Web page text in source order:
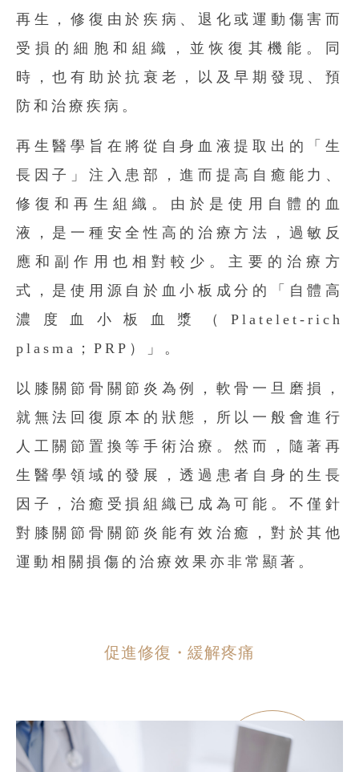
再生，修復由於疾病、退化或運動傷害而
受損的細胞和組織，並恢復其機能。同
時，也有助於抗衰老，以及早期發現、預
防和治療疾病。
再生醫學旨在將從自身血液提取出的「 生
長因子 」注入患部，進而 提高自癒能力 、
修復和再生組織 。 由於是使用自體的血
液，是一種安全性高的治療方法，過敏反
應和副作用也相對較少。主要的治療方
式，是使用源自於血小板成分的「自體高
濃度血小板血漿（Platelet-rich
plasma；PRP）」。
以 膝關節骨關節炎 為例，軟骨一旦磨損，
就無法回復原本的狀態，所以一般會進行
人工關節置換等手術治療。然而，隨著再
生醫學領域的發展，透過患者自身的生長
因子，治癒受損組織已成為可能。不僅針
對膝關節骨關節炎能有效治癒，對於其他
運動相關損傷的治療效果亦非常顯著。
促進修復・緩解疼痛